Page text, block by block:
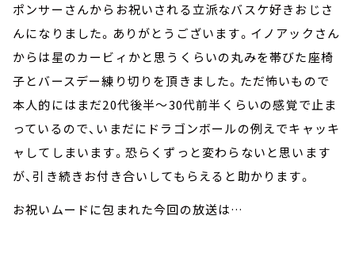
ポンサーさんからお祝いされる立派なバスケ好きおじさ
んになりました。ありがとうございます。イノアックさん
からは星のカービィかと思うくらいの丸みを帯びた座椅
子とバースデー練り切りを頂きました。ただ怖いもので
本人的にはまだ20代後半～30代前半くらいの感覚で止ま
っているので、いまだにドラゴンボールの例えでキャッキ
ャしてしまいます。恐らくずっと変わらないと思います
が、引き続きお付き合いしてもらえると助かります。
お祝いムードに包まれた今回の放送は…